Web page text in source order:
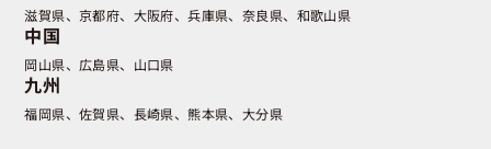
滋賀県 京都府 大阪府 兵庫県 奈良県 和歌山県
中国
岡山県 広島県 山口県
九州
福岡県 佐賀県 長崎県 熊本県 大分県